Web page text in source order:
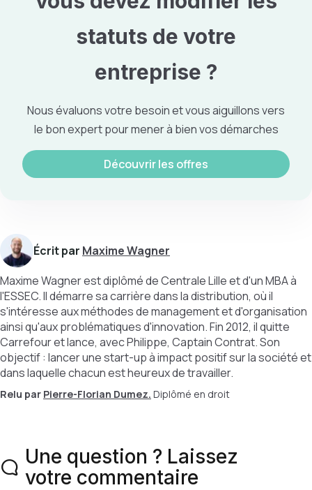
statuts de votre
entreprise ?
Nous évaluons votre besoin et vous aiguillons vers
le bon expert pour mener à bien vos démarches
Découvrir les offres
Écrit par Maxime Wagner
Maxime Wagner est diplômé de Centrale Lille et d'un MBA à
l'ESSEC. Il démarre sa carrière dans la distribution, où il
s'intéresse aux méthodes de management et d'organisation
ainsi qu'aux problématiques d'innovation. Fin 2012, il quitte
Carrefour et lance, avec Philippe, Captain Contrat. Son
objectif : lancer une start-up à impact positif sur la société et
dans laquelle chacun est heureux de travailler.
Relu par Pierre-Florian Dumez. Diplômé en droit
Une question ? Laissez
votre commentaire